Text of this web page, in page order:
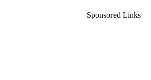
Sponsored Links